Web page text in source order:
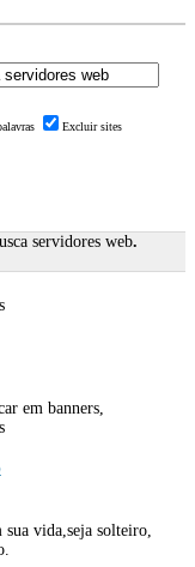
Excluir sites
servidores web.
em banners,
vida,seja solteiro,